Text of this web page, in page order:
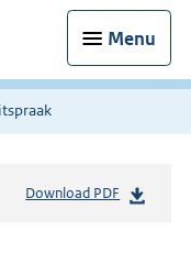
Menu
Download PDF